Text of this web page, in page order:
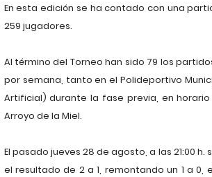
En esta edición se ha contado con una
259 jugadores.
Al término del Torneo han sido 79 los
por semana, tanto en el Polideportivo
Artificial) durante la fase previa, en horario
Arroyo de la Miel.
El pasado jueves 28 de agosto, a las 21:00
el resultado de 2 a 1, remontando un 1 a